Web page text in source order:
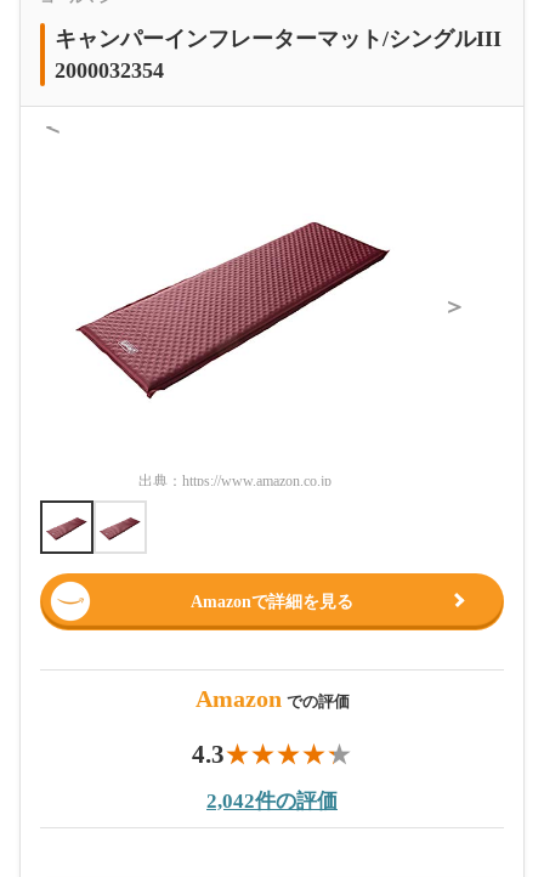
キャンパーインフレーターマット/シングルIII
2000032354
＜
出典： https://www.amazon.co.jp
＞
Amazonで詳細を見る
Amazon での評価
4.3
2,042件の評価